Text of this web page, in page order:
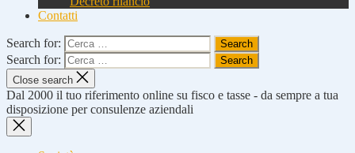
Contatti
Search for:
Search for:
Close search
Dal 2000 il tuo riferimento online su fisco e tasse - da sempre a tua
disposizione per consulenze aziendali